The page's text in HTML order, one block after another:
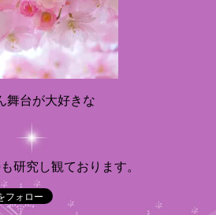
舞台が大好きな
研究し観ております。